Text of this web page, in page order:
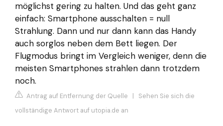
möglichst gering zu halten. Und das geht ganz
einfach: Smartphone ausschalten = null
Strahlung. Dann und nur dann kann das Handy
auch sorglos neben dem Bett liegen. Der
Flugmodus bringt im Vergleich weniger, denn die
meisten Smartphones strahlen dann trotzdem
noch.
Antrag auf Entfernung der Quelle | Sehen Sie sich die
vollständige Antwort auf utopia.de an